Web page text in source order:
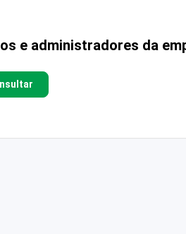
e administradores da